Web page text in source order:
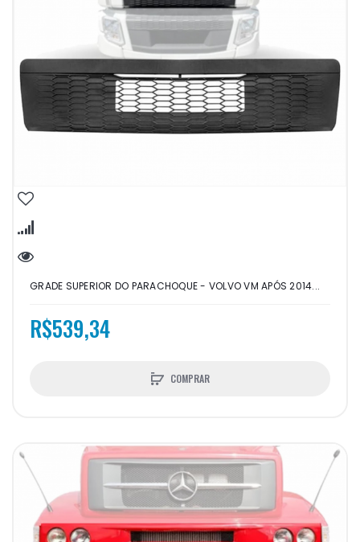
GRADE SUPERIOR DO PARACHOQUE - VOLVO VM APÓS 2014...
R$539,34
COMPRAR